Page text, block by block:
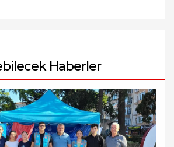
Haberler